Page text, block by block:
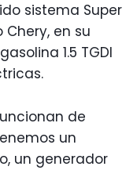
sistema Super
Chery, en su
1.5 TGDI
de
un
un generador